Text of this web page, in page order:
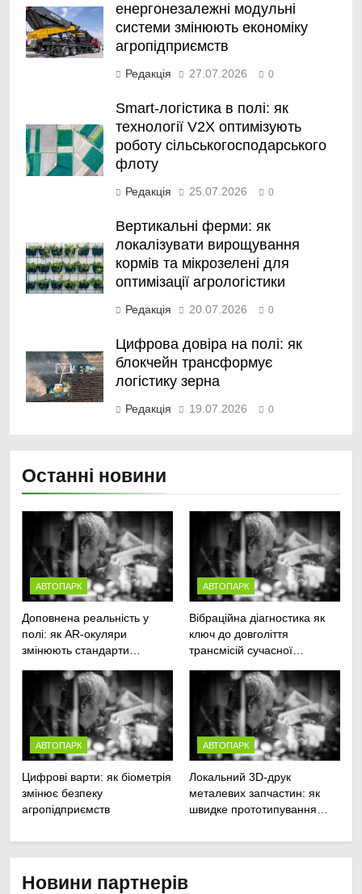
енергонезалежні модульні
системи змінюють економіку
агропідприємств
Редакція 27.07.2026 0
Smart-логістика в полі: як
технології V2X оптимізують
роботу сільськогосподарського
флоту
Редакція 25.07.2026 0
Вертикальні ферми: як
локалізувати вирощування
кормів та мікрозелені для
оптимізації агрологістики
Редакція 20.07.2026 0
Цифрова довіра на полі: як
блокчейн трансформує
логістику зерна
Редакція 19.07.2026 0
Останні новини
АВТОПАРК
Доповнена реальність у
полі: як AR-окуляри
змінюють стандарти
сільськогосподарської
техніки
АВТОПАРК
Вібраційна діагностика як
ключ до довголіття
трансмісій сучасної
АВТОПАРК
Цифрові варти: як біометрія
змінює безпеку
агропідприємств
АВТОПАРК
Локальний 3D-друк
металевих запчастин: як
швидке прототипування
Новини партнерів